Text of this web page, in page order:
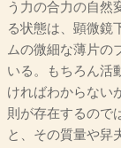
う力の合力の自然
る状態は、顕微鏡
ムの微細な薄片の
いる。もちろん活
ければわからない
則が存在するので
と、その質量や舁